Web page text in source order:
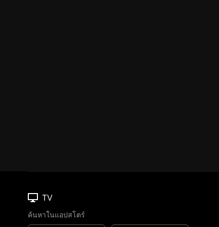
TV
ค้นหาในแอปสโตร์